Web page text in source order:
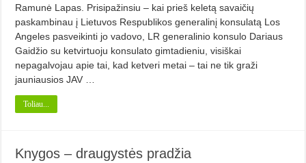
Ramunė Lapas. Prisipažinsiu – kai prieš keletą savaičių
paskambinau į Lietuvos Respublikos generalinį konsulatą Los
Angeles pasveikinti jo vadovo, LR generalinio konsulo Dariaus
Gaidžio su ketvirtuoju konsulato gimtadieniu, visiškai
nepagalvojau apie tai, kad ketveri metai – tai ne tik graži
jauniausios JAV …
Toliau...
Knygos – draugystės pradžia